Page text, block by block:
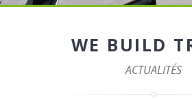
WE BUILD
ACTUALITÉS